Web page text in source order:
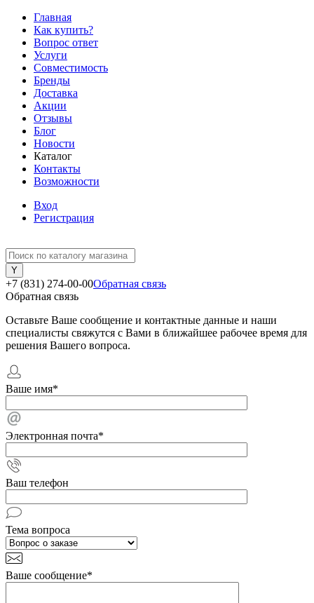
Главная
Как купить?
Вопрос ответ
Услуги
Совместимость
Бренды
Доставка
Акции
Отзывы
Блог
Новости
Каталог
Контакты
Возможности
Вход
Регистрация
+7 (831) 274-00-00Обратная связь
Обратная связь
Оставьте Ваше сообщение и контактные данные и наши
специалисты свяжутся с Вами в ближайшее рабочее время для
решения Вашего вопроса.
Ваше имя*
Электронная почта*
Ваш телефон
Тема вопроса
Ваше сообщение*